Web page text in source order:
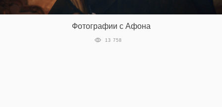
Фотографии с Афона
13 758